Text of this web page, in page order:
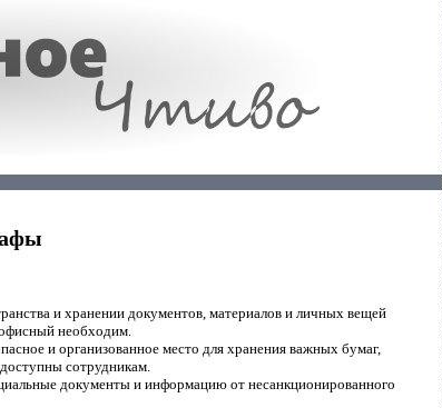
и хранении документов, материалов и личных вещей
необходим.
и организованное место для хранения важных бумаг,
сотрудникам.
документы и информацию от несанкционированного